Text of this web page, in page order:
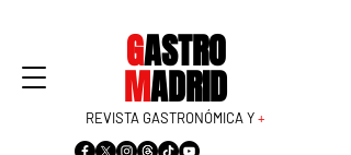
GASTRO
MADRID
REVISTA GASTRONÓMICA Y+